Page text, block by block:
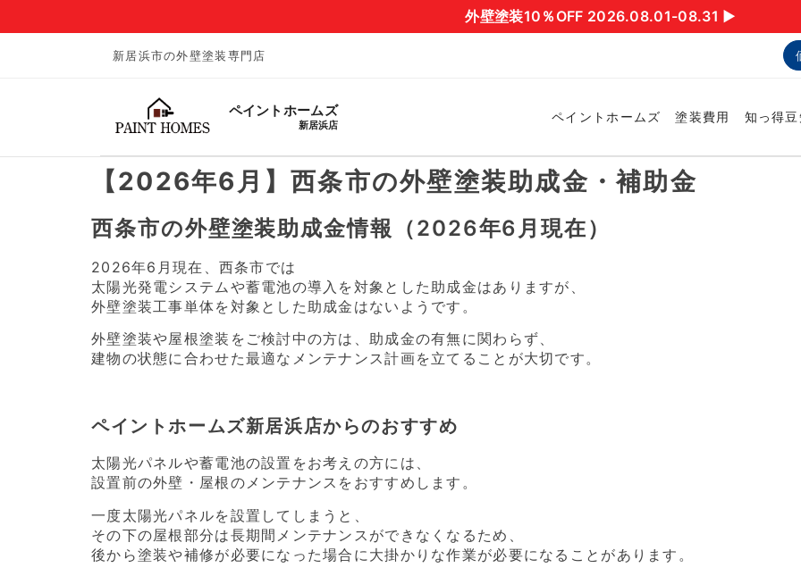
外壁塗装10％OFF 2026.08.01-08.31 ▶︎
新居浜市の外壁塗装専門店
ペイントホームズ
新居浜店
ペイントホームズ 塗装費用 知っ得
【2026年6月】西条市の外壁塗装助成金・補助金
西条市の外壁塗装助成金情報（2026年6月現在）
2026年6月現在、西条市では
太陽光発電システムや蓄電池の導入を対象とした助成金はありますが、
外壁塗装工事単体を対象とした助成金はないようです。
外壁塗装や屋根塗装をご検討中の方は、助成金の有無に関わらず、
建物の状態に合わせた最適なメンテナンス計画を立てることが大切です。
ペイントホームズ新居浜店からのおすすめ
太陽光パネルや蓄電池の設置をお考えの方には、
設置前の外壁・屋根のメンテナンスをおすすめします。
一度太陽光パネルを設置してしまうと、
その下の屋根部分は長期間メンテナンスができなくなるため、
後から塗装や補修が必要になった場合に大掛かりな作業が必要になることがあります。